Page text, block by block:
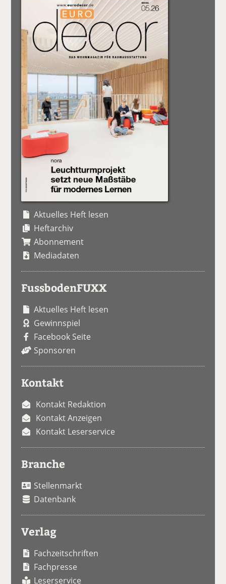
Aktuelles Heft lesen
Heftarchiv
Abonnement
Mediadaten
FussbodenFUXX
Aktuelles Heft lesen
Gewinnspiel
Facebook Seite
Sponsoren
Kontakt
Kontakt Redaktion
Kontakt Anzeigen
Kontakt Leserservice
Branche
Stellenmarkt
Datenbank
Verlag
Fachzeitschriften
Fachpresse
Leserservice